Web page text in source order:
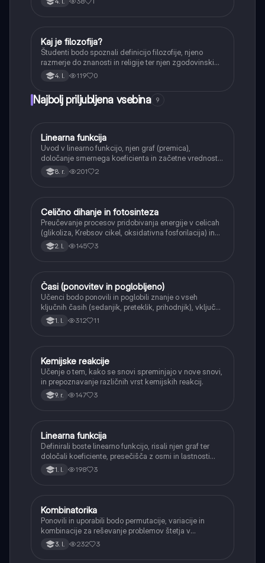
Filozofija
Kaj je filozofija?
Študenti bodo spoznali definicijo filozofije, njeno
razmerje do znanosti in religije ter njen zgodovinski
razvoj.
4. l. 119 0
Najbolj priljubljena vsebina 9
Matematika
Linearna funkcija
Uvod v linearno funkcijo, njen graf (premica),
določanje smernega koeficienta in začetne vrednosti.
Učenci bodo znali narisati graf linearne funkcije.
8. r. 201 2
Naravoslovje
Celično dihanje in fotosinteza
Preučevanje procesov pridobivanja energije v celicah
(glikoliza, Krebsov cikel, oksidativna fosforilacija) in
pretvorbe svetlobne energije v kemično energijo
(fotosinteza).
2. l. 145 3
Angleščina
Časi (ponovitev in poglobljeno)
Učenci bodo ponovili in poglobili znanje o vseh
ključnih časih (sedanjik, preteklik, prihodnjik), vključno
s Perfect tenses (Present Perfect Continuous, Past
Perfect, Future Perfect) in njihovo uporabo.
1. l. 312 11
Naravoslovje
Kemijske reakcije
Učenje o tem, kako se snovi spreminjajo v nove snovi,
in prepoznavanje različnih vrst kemijskih reakcij.
9. r. 147 3
Matematika
Linearna funkcija
Definirali boste linearno funkcijo, risali njen graf ter
določali koeficiente, presečišča z osmi in lastnosti
(naraščanje/padanje).
1. l. 198 3
Matematika
Kombinatorika
Ponovili in uporabili bodo permutacije, variacije in
kombinacije za reševanje problemov štetja v
verjetnosti.
3. l. 232 3